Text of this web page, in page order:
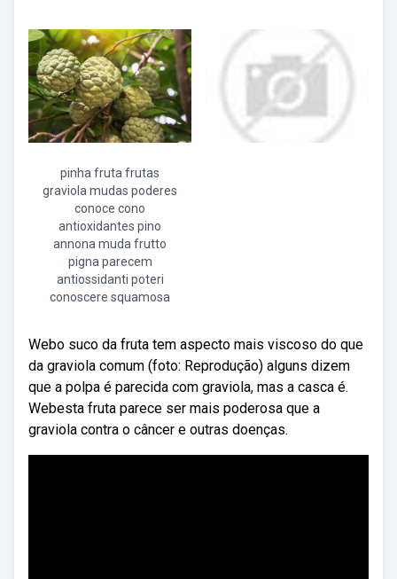
pinha fruta frutas
graviola mudas poderes
conoce cono
antioxidantes pino
annona muda frutto
pigna parecem
antiossidanti poteri
conoscere squamosa
Webo suco da fruta tem aspecto mais viscoso do que
da graviola comum (foto: Reprodução) alguns dizem
que a polpa é parecida com graviola, mas a casca é.
Webesta fruta parece ser mais poderosa que a
graviola contra o câncer e outras doenças.